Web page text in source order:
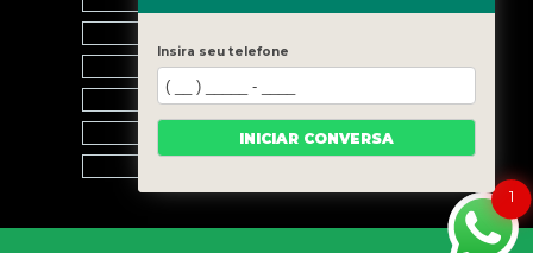
BLOG
CONTATO
CATEGORIAS
1
Insira seu telefone
INICIAR CONVERSA